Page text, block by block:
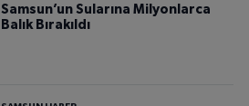
Samsun’un Sularına Milyonlarca
Balık Bırakıldı